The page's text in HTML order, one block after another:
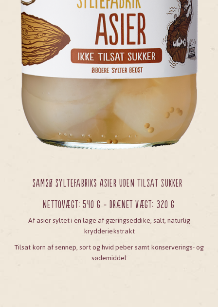
SAMSØ SYLTEFABRIKs ASIER UDEN TILSAT SUKKER
Nettovægt: 540 g - Drænet vægt: 320 g
Af asier syltet i en lage af gæringseddike, salt, naturlig
krydderiekstrakt
Tilsat korn af sennep, sort og hvid peber samt konserverings- og
sødemiddel